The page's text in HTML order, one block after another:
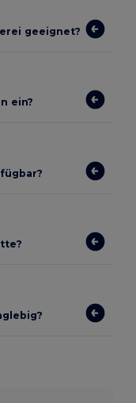
geeignet?
ein?